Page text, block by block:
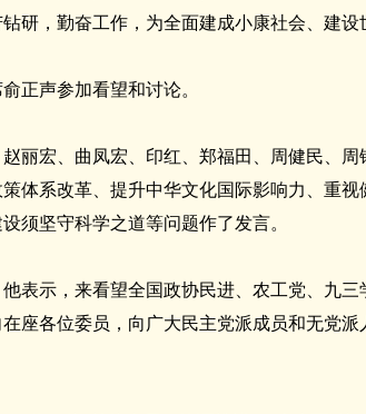
研，勤奋工作，为全面建成小康社会、建设
正声参加看望和讨论。
丽宏、曲凤宏、印红、郑福田、周健民、
体系改革、提升中华文化国际影响力、重
须坚守科学之道等问题作了发言。
表示，来看望全国政协民进、农工党、九三
座各位委员，向广大民主党派成员和无党